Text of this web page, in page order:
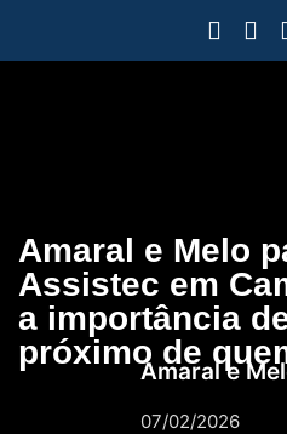
Amaral e Melo
Assistec em
a importância
próximo de
Amaral e
07/02/2026